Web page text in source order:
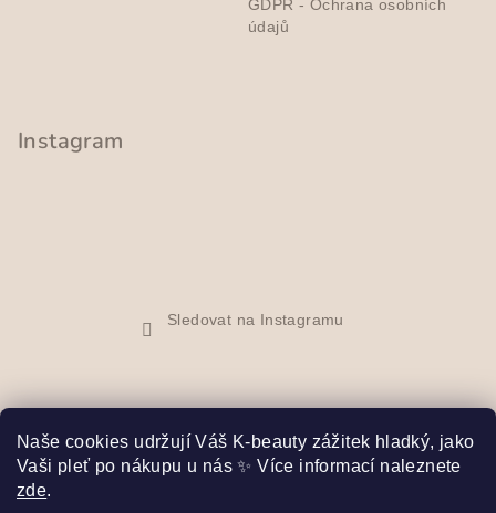
Naše cookies udržují Váš K-beauty zážitek hladký, jako
Vaši pleť po nákupu u nás ✨ Více informací naleznete
zde.
GDPR - Ochrana osobních
údajů
Instagram
Sledovat na Instagramu
Facebook